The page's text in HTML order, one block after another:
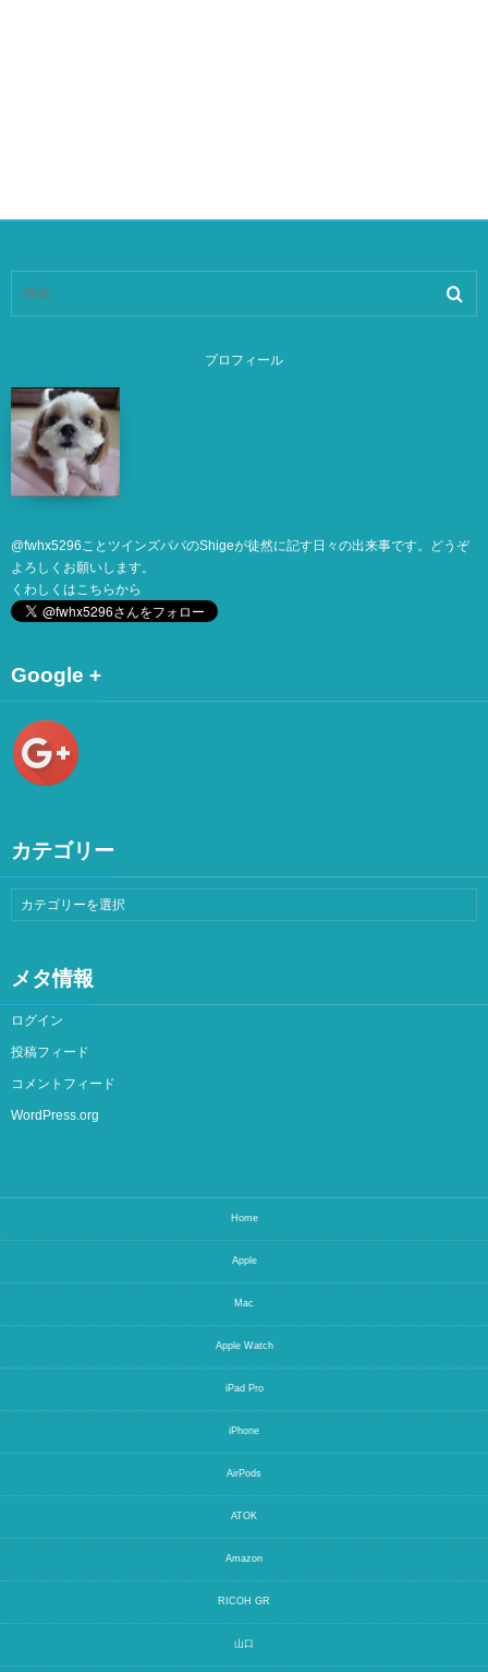
プロフィール
@fwhx5296ことツインズパパのShigeが徒然に記す日々の出来事です。どうぞ
よろしくお願いします。
くわしくはこちらから
Google +
カテゴリー
メタ情報
ログイン
投稿フィード
コメントフィード
WordPress.org
Home
Apple
Mac
Apple Watch
iPad Pro
iPhone
AirPods
ATOK
Amazon
RICOH GR
山口